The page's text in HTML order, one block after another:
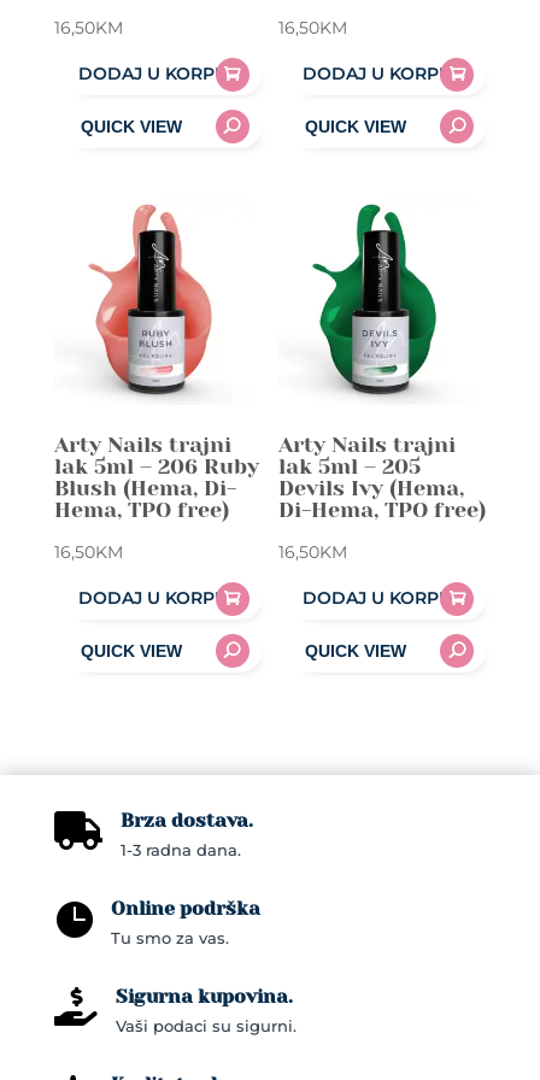
16,50KM
DODAJ U KORPU
16,50KM
DODAJ U KORPU
Arty Nails trajni
lak 5ml – 206 Ruby
Blush (Hema, Di-
Hema, TPO free)
16,50KM
DODAJ U KORPU
Arty Nails trajni
lak 5ml – 205
Devils Ivy (Hema,
Di-Hema, TPO free)
16,50KM
DODAJ U KORPU
 Brza dostava.
1-3 radna dana.
 Online podrška
Tu smo za vas.
 Sigurna kupovina.
Vaši podaci su sigurni.